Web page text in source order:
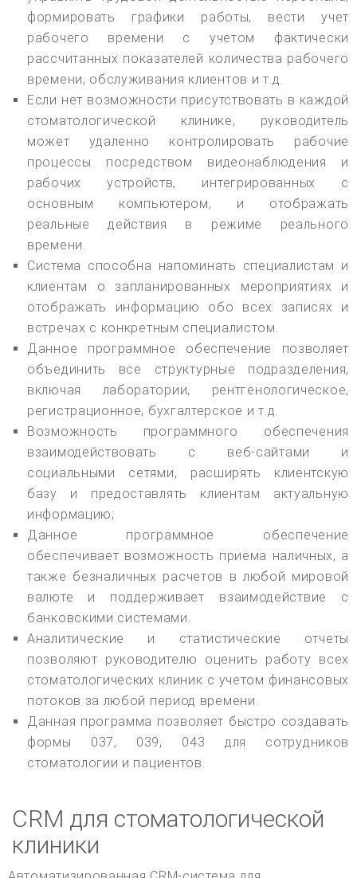
формировать графики работы, вести учет
рабочего времени с учетом фактически
рассчитанных показателей количества рабочего
времени, обслуживания клиентов и т.д.
Если нет возможности присутствовать в каждой
стоматологической клинике, руководитель
может удаленно контролировать рабочие
процессы посредством видеонаблюдения и
рабочих устройств, интегрированных с
основным компьютером, и отображать
реальные действия в режиме реального
времени.
Система способна напоминать специалистам и
клиентам о запланированных мероприятиях и
отображать информацию обо всех записях и
встречах с конкретным специалистом.
Данное программное обеспечение позволяет
объединить все структурные подразделения,
включая лаборатории, рентгенологическое,
регистрационное, бухгалтерское и т.д.
Возможность программного обеспечения
взаимодействовать с веб-сайтами и
социальными сетями, расширять клиентскую
базу и предоставлять клиентам актуальную
информацию;
Данное программное обеспечение
обеспечивает возможность приема наличных, а
также безналичных расчетов в любой мировой
валюте и поддерживает взаимодействие с
банковскими системами.
Аналитические и статистические отчеты
позволяют руководителю оценить работу всех
стоматологических клиник с учетом финансовых
потоков за любой период времени.
Данная программа позволяет быстро создавать
формы 037, 039, 043 для сотрудников
стоматологии и пациентов.
CRM для стоматологической
клиники